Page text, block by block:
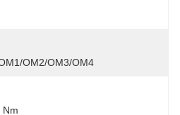
OM2/OM3/OM4
Nm